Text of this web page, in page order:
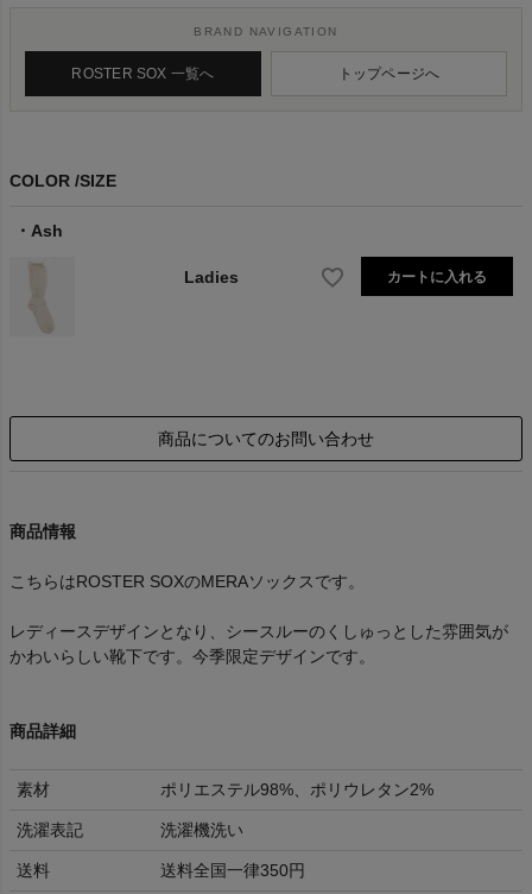
BRAND NAVIGATION
ROSTER SOX 一覧へ トップページへ
COLOR SIZE
Ash
Ladies カートに入れる
商品についてのお問い合わせ
商品情報
こちらはROSTER SOXのMERAソックスです。
レディースデザインとなり、シースルーのくしゅっとした雰囲気が
かわいらしい靴下です。今季限定デザインです。
商品詳細
素材 ポリエステル98%、ポリウレタン2%
洗濯表記 洗濯機洗い
送料 送料全国一律350円